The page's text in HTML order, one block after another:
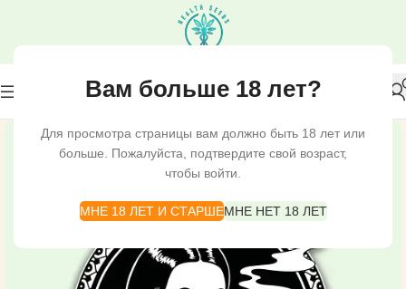
Вам больше 18 лет?
Для просмотра страницы вам должно быть 18 лет или
больше. Пожалуйста, подтвердите свой возраст,
чтобы войти.
МНЕ 18 ЛЕТ И СТАРШЕМНЕ НЕТ 18 ЛЕТ